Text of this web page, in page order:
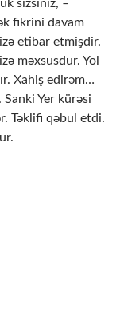
sizsiniz, –
fikrini davam
etibar etmişdir.
məxsusdur. Yol
Xahiş edirəm…
Sanki Yer kürəsi
Təklifi qəbul etdi.